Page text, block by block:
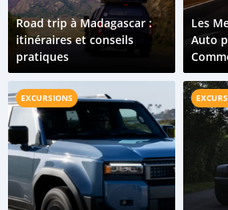
Road trip à Madagascar :
itinéraires et conseils
pratiques
Les
Auto
Trajets
EXCURSIONS